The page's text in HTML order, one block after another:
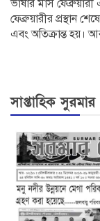
ভাষার মাস
ফেব্রুয়ারীর প্রস্থান
এবং অতিক্রান্ত হয়।
সাপ্তাহিক